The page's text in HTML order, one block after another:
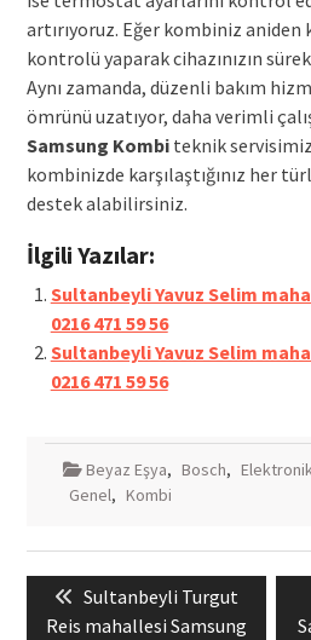
artırıyoruz. Eğer kombiniz aniden
kontrolü yaparak cihazınızın
Aynı zamanda, düzenli bakım
ömrünü uzatıyor, daha verimli
Samsung Kombiteknik
kombinizde karşılaştığınız her
destek alabilirsiniz.
İlgili Yazılar:
Sultanbeyli Yavuz Selim
0216 471 59 56
Sultanbeyli Yavuz Selim
0216 471 59 56
Beyaz Eşya, Bosch,
Genel, Kombi
Yazı
gezinmesi
Previous
post:
Sultanbeyli Turgut
Reis mahallesi Samsung